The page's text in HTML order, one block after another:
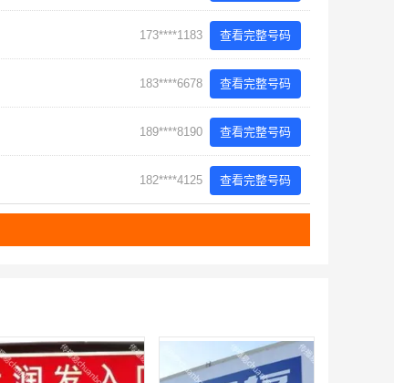
173****1183 查看完整号码
183****6678 查看完整号码
189****8190 查看完整号码
182****4125 查看完整号码